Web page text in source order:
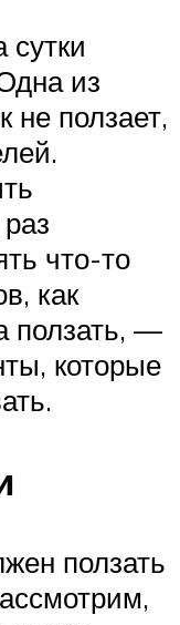
сутки
из
не ползает,
что-то
как
ползать, —
которые
ползать